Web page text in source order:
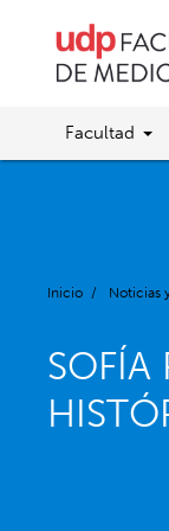
Facultad
Inicio / Noticias
SOFÍA